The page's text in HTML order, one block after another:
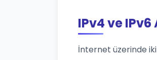
IPv4 ve
İnternet üzerinde